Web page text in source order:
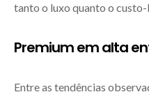
tanto o luxo quanto o custo-
Premium em alta
Entre as tendências